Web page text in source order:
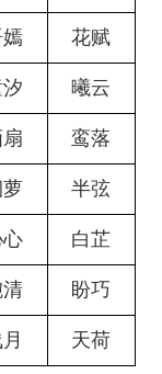
花赋
曦云
鸾落
半弦
白芷
盼巧
天荷